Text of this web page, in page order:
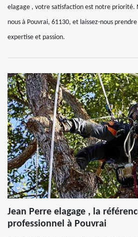
elagage , votre satisfaction est notre priorité.
nous à Pouvrai, 61130, et laissez-nous
expertise et passion.
Jean Perre elagage , la
professionnel à Pouvrai